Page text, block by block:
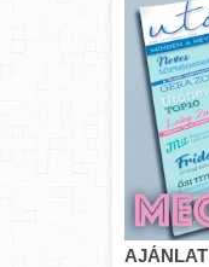
AJÁNLAT